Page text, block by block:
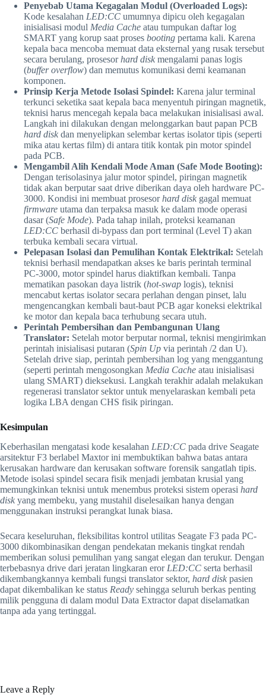
Penyebab Utama Kegagalan Modul (Overloaded Logs):
Kode kesalahan LED:CC umumnya dipicu oleh kegagalan
inisialisasi modul Media Cache atau tumpukan daftar log
SMART yang korup saat proses booting pertama kali. Karena
kepala baca mencoba memuat data eksternal yang rusak tersebut
secara berulang, prosesorhard disk mengalami panas logis
(buffer overflow) dan memutus komunikasi demi keamanan
komponen.
Prinsip Kerja Metode Isolasi Spindel: Karena jalur terminal
terkunci seketika saat kepala baca menyentuh piringan magnetik,
teknisi harus mencegah kepala baca melakukan inisialisasi awal.
Langkah ini dilakukan dengan melonggarkan baut papan PCB
hard disk dan menyelipkan selembar kertas isolator tipis (seperti
mika atau kertas film) di antara titik kontak pin motor spindel
pada PCB.
Mengambil Alih Kendali Mode Aman (Safe Mode Booting):
Dengan terisolasinya jalur motor spindel, piringan magnetik
tidak akan berputar saat drive diberikan daya oleh hardware PC-
3000. Kondisi ini membuat prosesorhard disk gagal memuat
firmware utama dan terpaksa masuk ke dalam mode operasi
dasar (Safe Mode). Pada tahap inilah, proteksi keamanan
LED:CC berhasil di-bypass dan port terminal (Level T) akan
terbuka kembali secara virtual.
Pelepasan Isolasi dan Pemulihan Kontak Elektrikal: Setelah
teknisi berhasil mendapatkan akses ke baris perintah terminal
PC-3000, motor spindel harus diaktifkan kembali. Tanpa
mematikan pasokan daya listrik (hot-swap logis), teknisi
mencabut kertas isolator secara perlahan dengan pinset, lalu
mengencangkan kembali baut-baut PCB agar koneksi elektrikal
ke motor dan kepala baca terhubung secara utuh.
Perintah Pembersihan dan Pembangunan Ulang
Translator: Setelah motor berputar normal, teknisi mengirimkan
perintah inisialisasi putaran (Spin Up via perintah /2 dan U).
Setelah drive siap, perintah pembersihan log yang menggantung
(seperti perintah mengosongkan Media Cache atau inisialisasi
ulang SMART) dieksekusi. Langkah terakhir adalah melakukan
regenerasi translator sektor untuk menyelaraskan kembali peta
logika LBA dengan CHS fisik piringan.
Kesimpulan
Keberhasilan mengatasi kode kesalahan LED:CC pada drive Seagate
arsitektur F3 berlabel Maxtor ini membuktikan bahwa batas antara
kerusakan hardware dan kerusakan software forensik sangatlah tipis.
Metode isolasi spindel secara fisik menjadi jembatan krusial yang
memungkinkan teknisi untuk menembus proteksi sistem operasi hard
disk yang membeku, yang mustahil diselesaikan hanya dengan
menggunakan instruksi perangkat lunak biasa.
Secara keseluruhan, fleksibilitas kontrol utilitas Seagate F3 pada PC-
3000 dikombinasikan dengan pendekatan mekanis tingkat rendah
memberikan solusi pemulihan yang sangat elegan dan terukur. Dengan
terbebasnya drive dari jeratan lingkaran eror LED:CC serta berhasil
dikembangkannya kembali fungsi translator sektor, hard disk pasien
dapat dikembalikan ke status Ready sehingga seluruh berkas penting
milik pengguna di dalam modul Data Extractor dapat diselamatkan
tanpa ada yang tertinggal.
Leave a Reply